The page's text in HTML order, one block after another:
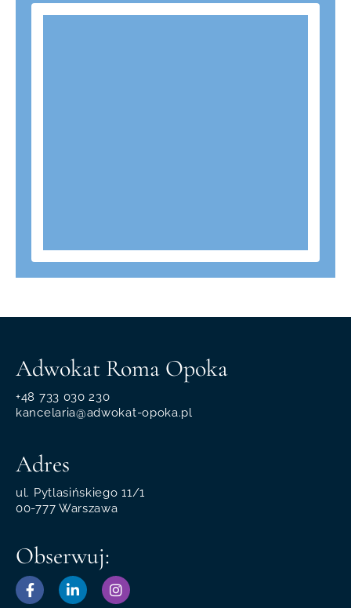
Adwokat Roma Opoka
+48 733 030 230
kancelaria@adwokat-opoka.pl
Adres
ul. Pytlasińskiego 11/1
00-777 Warszawa
Obserwuj: